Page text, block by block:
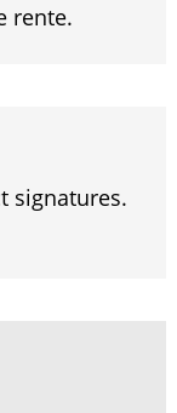
rente.
signatures.